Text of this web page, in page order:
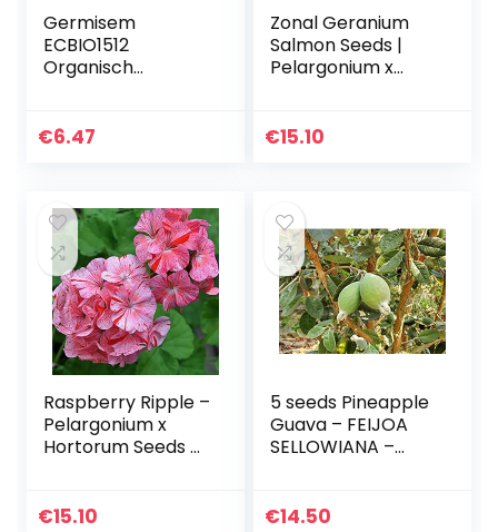
Germisem
ECBIO1512
Organisch
Zaden 1 g
€6.47
Zonal Geranium
Salmon Seeds |
Pelargonium x
Houseplant Seeds.
€15.10
Raspberry Ripple –
Pelargonium x
Hortorum Seeds –
6 Annual or
€15.10
5 seeds Pineapple
Guava – FEIJOA
SELLOWIANA –
€14.50